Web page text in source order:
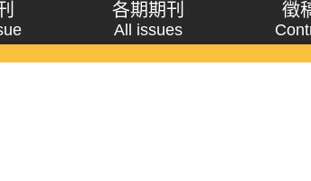
各期期刊
All issues
徵